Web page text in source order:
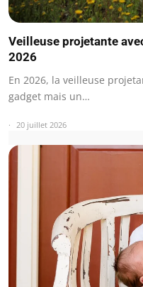
Veilleuse projetante
2026
En 2026, la veilleuse
gadget mais un…
20 juillet 2026